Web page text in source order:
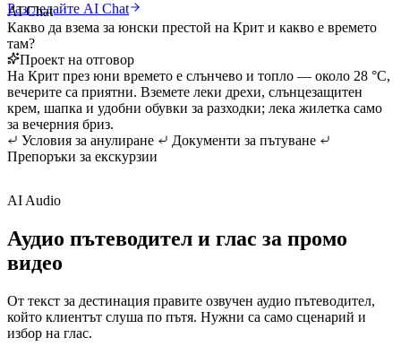
Разгледайте AI Chat
AI Chat
Какво да взема за юнски престой на Крит и какво е времето
там?
Проект на отговор
На Крит през юни времето е слънчево и топло — около 28 °C,
вечерите са приятни. Вземете леки дрехи, слънцезащитен
крем, шапка и удобни обувки за разходки; лека жилетка само
за вечерния бриз.
Условия за анулиране
Документи за пътуване
Препоръки за екскурзии
AI Audio
Аудио пътеводител и глас за промо
видео
От текст за дестинация правите озвучен аудио пътеводител,
който клиентът слуша по пътя. Нужни са само сценарий и
избор на глас.